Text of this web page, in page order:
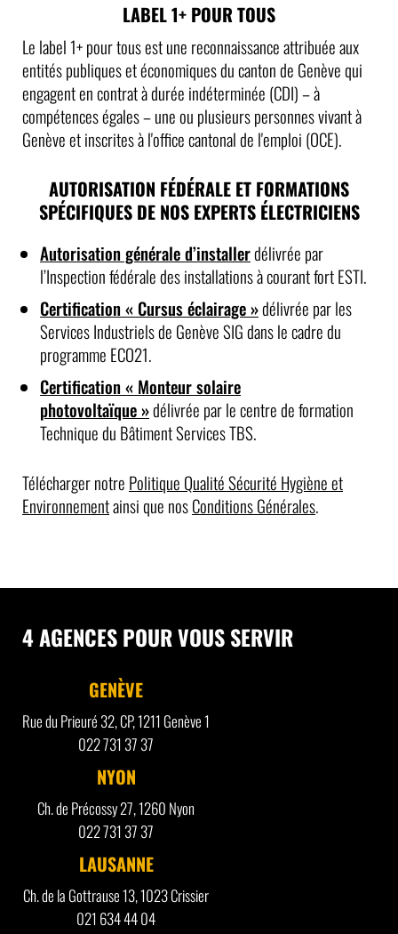
LABEL 1+ POUR TOUS
Le label 1+ pour tous est une reconnaissance attribuée aux
entités publiques et économiques du canton de Genève qui
engagent en contrat à durée indéterminée (CDI) – à
compétences égales – une ou plusieurs personnes vivant à
Genève et inscrites à l'office cantonal de l'emploi (OCE).
AUTORISATION FÉDÉRALE ET FORMATIONS
SPÉCIFIQUES DE NOS EXPERTS ÉLECTRICIENS
Autorisation générale d’installerdélivrée par
l’Inspection fédérale des installations à courant fort ESTI.
Certification « Cursus éclairage »délivrée par les
Services Industriels de Genève SIG dans le cadre du
programme ECO21.
Certification « Monteur solaire
photovoltaïque »délivrée par le centre de formation
Technique du Bâtiment Services TBS.
Télécharger notre Politique Qualité Sécurité Hygiène et
Environnementainsi que nosConditions Générales.
4 AGENCES POUR VOUS SERVIR
GENÈVE
Rue du Prieuré 32, CP, 1211 Genève 1
022 731 37 37
NYON
Ch. de Précossy 27, 1260 Nyon
022 731 37 37
LAUSANNE
Ch. de la Gottrause 13, 1023 Crissier
021 634 44 04